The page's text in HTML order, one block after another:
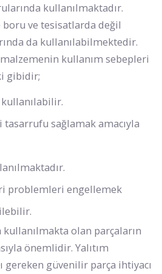
kullanılmaktadır.
boru ve tesisatlarda değil
da kullanılabilmektedir.
malzemenin kullanım sebepleri
gibidir;
kullanılabilir.
sağlamak amacıyla
problemleri engellemek
kullanılmakta olan parçaların
önemlidir. Yalıtım
gereken güvenilir parça ihtiyacı